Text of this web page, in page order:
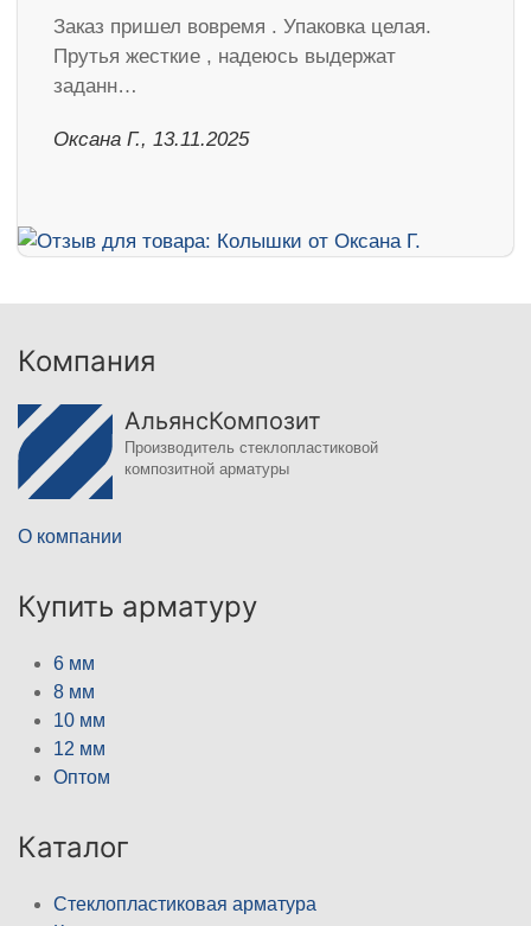
Заказ пришел вовремя . Упаковка целая.
Прутья жесткие , надеюсь выдержат
заданн…
Оксана Г., 13.11.2025
Компания
АльянсКомпозит
Производитель стеклопластиковой
композитной арматуры
О компании
Купить арматуру
6 мм
8 мм
10 мм
12 мм
Оптом
Каталог
Стеклопластиковая арматура